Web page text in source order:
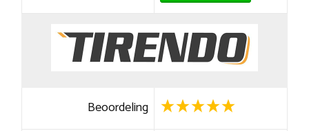
Beoordeling